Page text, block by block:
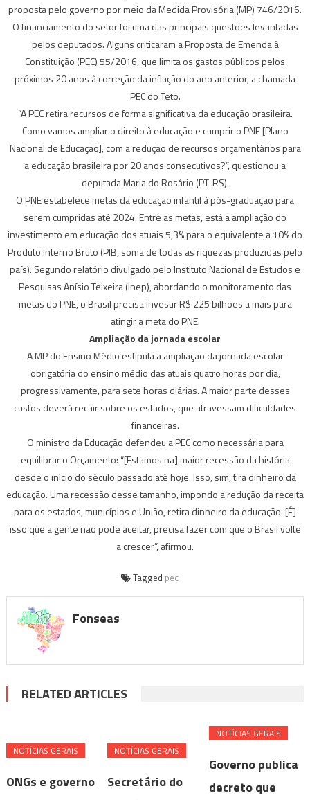
proposta pelo governo por meio da Medida Provisória (MP) 746/2016.
O financiamento do setor foi uma das principais questões levantadas
pelos deputados. Alguns criticaram a Proposta de Emenda à
Constituição (PEC) 55/2016, que limita os gastos públicos pelos
próximos 20 anos à correção da inflação do ano anterior, a chamada
PEC do Teto.
“A PEC retira recursos de forma significativa da educação brasileira.
Como vamos ampliar o direito à educação e cumprir o PNE [Plano
Nacional de Educação], com a redução de recursos orçamentários para
a educação brasileira por 20 anos consecutivos?”, questionou a
deputada Maria do Rosário (PT-RS).
O PNE estabelece metas da educação infantil à pós-graduação para
serem cumpridas até 2024. Entre as metas, está a ampliação do
investimento em educação dos atuais 5,3% para o equivalente a 10% do
Produto Interno Bruto (PIB, soma de todas as riquezas produzidas pelo
país). Segundo relatório divulgado pelo Instituto Nacional de Estudos e
Pesquisas Anísio Teixeira (Inep), abordando o monitoramento das
metas do PNE, o Brasil precisa investir R$ 225 bilhões a mais para
atingir a meta do PNE.
Ampliação da jornada escolar
A MP do Ensino Médio estipula a ampliação da jornada escolar
obrigatória do ensino médio das atuais quatro horas por dia,
progressivamente, para sete horas diárias. A maior parte desses
custos deverá recair sobre os estados, que atravessam dificuldades
financeiras.
O ministro da Educação defendeu a PEC como necessária para
equilibrar o Orçamento: “[Estamos na] maior recessão da história
desde o início do século passado até hoje. Isso, sim, tira dinheiro da
educação. Uma recessão desse tamanho, impondo a redução da receita
para os estados, municípios e União, retira dinheiro da educação. [É]
isso que a gente não pode aceitar, precisa fazer com que o Brasil volte
a crescer”, afirmou.
Tagged pec
Fonseas
RELATED ARTICLES
NOTÍ­CIAS GERAIS
ONGs e governo
NOTÍ­CIAS GERAIS
Secretário do
NOTÍ­CIAS GERAIS
Governo publica
decreto que